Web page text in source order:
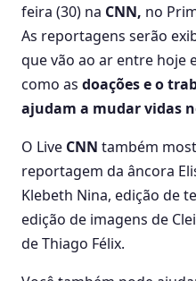
feira (30) na CNN, no
As reportagens serão
que vão ao ar entre hoje
como as doações e o
ajudam a mudar vidas
O Live CNN também
reportagem da âncora
Klebeth Nina, edição de
edição de imagens de
de Thiago Félix.